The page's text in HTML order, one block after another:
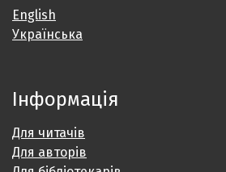
English
Українська
Інформація
Для читачів
Для авторів